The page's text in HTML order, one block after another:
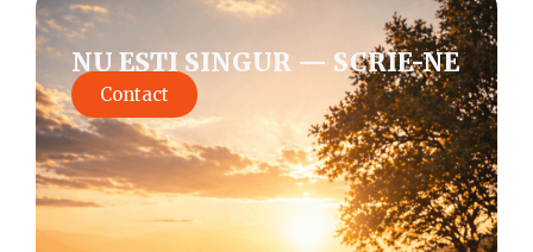
NU EȘTI SINGUR — SCRIE-NE
Contact